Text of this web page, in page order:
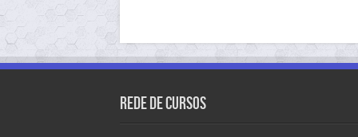
Rede de Cursos